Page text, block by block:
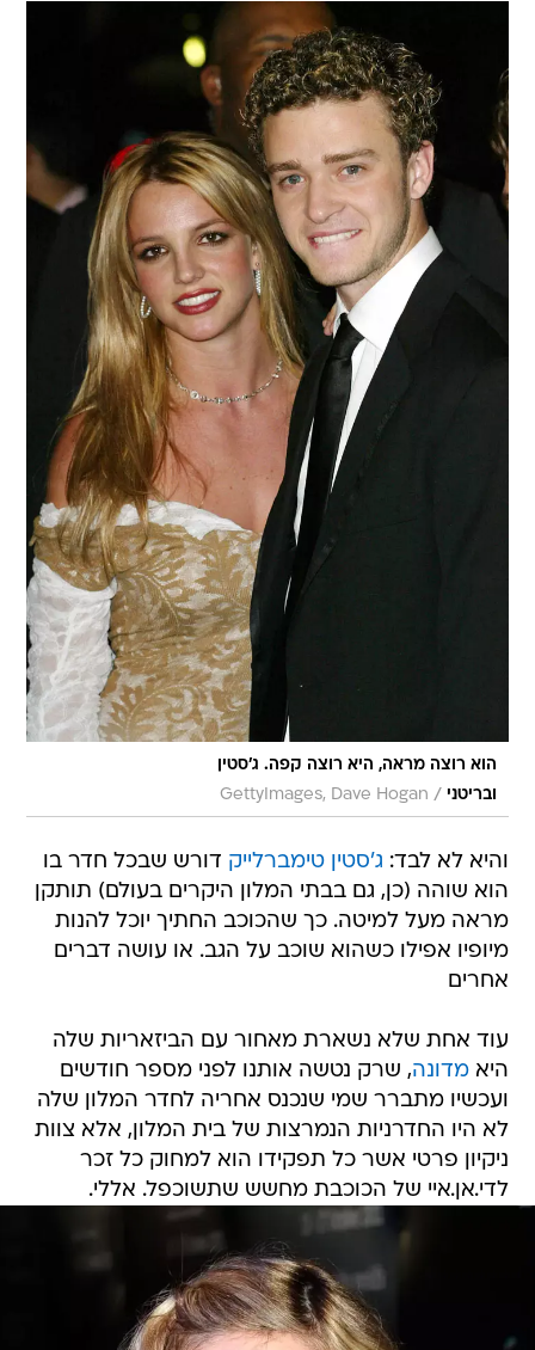
הוא רוצה מראה, היא רוצה קפה. ג'סטין
ובריטני /
GettyImages, Dave Hogan
והיא לא לבד: ג'סטין טימברלייק דורש שבכל חדר בו
הוא שוהה (כן, גם בבתי המלון היקרים בעולם) תותקן
מראה מעל למיטה. כך שהכוכב החתיך יוכל להנות
מיופיו אפילו כשהוא שוכב על הגב. או עושה דברים
אחרים
עוד אחת שלא נשארת מאחור עם הביזאריות שלה
היאמדונה, שרק נטשה אותנו לפני מספר חודשים
ועכשיו מתברר שמי שנכנס אחריה לחדר המלון שלה
לא היו החדרניות הנמרצות של בית המלון, אלא צוות
ניקיון פרטי אשר כל תפקידו הוא למחוק כל זכר
לדי.אן.איי של הכוכבת מחשש שתשוכפל. אללי.